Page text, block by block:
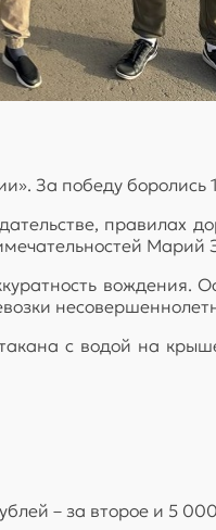
За победу боролись
правилах
Марий
вождения.
с водой на
– за второе и 5